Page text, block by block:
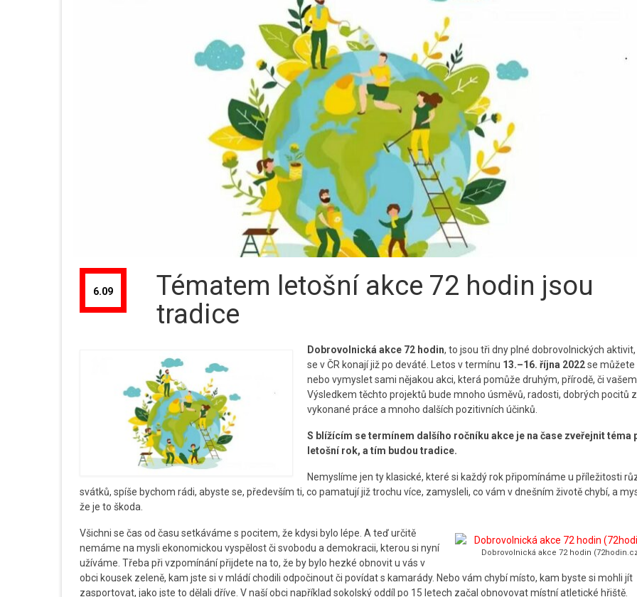
6.09
Tématem letošní akce 72 hodin jsou
tradice
Dobrovolnická akce 72 hodin, to jsou tři dny plné dobrovolnických
se v ČR konají již po deváté. Letos v termínu 13.–16. října 2022se
nebo vymyslet sami nějakou akci, která pomůže druhým, přírodě, či
Výsledkem těchto projektů bude mnoho úsměvů, radosti, dobrých pocitů z
vykonané práce a mnoho dalších pozitivních účinků.
S blížícím se termínem dalšího ročníku akce je na čase zveřejnit téma
letošní rok, a tím budou tradice.
Nemyslíme jen ty klasické, které si každý rok připomínáme u příležitosti
svátků, spíše bychom rádi, abyste se, především ti, co pamatují již trochu více, zamysleli, co vám v dnešním životě chybí, a
že je to škoda.
Dobrovolnická akce 72 hodin
Všichni se čas od času setkáváme s pocitem, že kdysi bylo lépe. A teď určitě
nemáme na mysli ekonomickou vyspělost či svobodu a demokracii, kterou si nyní
užíváme. Třeba při vzpomínání přijdete na to, že by bylo hezké obnovit u vás v
obci kousek zeleně, kam jste si v mládí chodili odpočinout či povídat s kamarády. Nebo vám chybí místo, kam byste si mohli jít
zasportovat, jako jste to dělali dříve. V naší obci například sokolský oddíl po 15 letech začal obnovovat místní atletické hřiště.